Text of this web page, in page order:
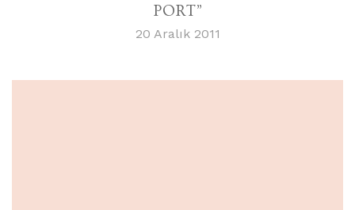
PORT”
20 Aralık 2011